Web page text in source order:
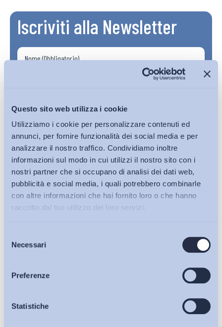
Questo sito web utilizza i cookie
Utilizziamo i cookie per personalizzare contenuti ed
annunci, per fornire funzionalità dei social media e per
analizzare il nostro traffico. Condividiamo inoltre
informazioni sul modo in cui utilizzi il nostro sito con i
nostri partner che si occupano di analisi dei dati web,
pubblicità e social media, i quali potrebbero combinarle
con altre informazioni che hai fornito loro o che hanno
raccolto dal tuo utilizzo dei loro servizi.
delNecessari
Preferenze
Statistiche
Bollettini ADAPT
Articoli
Osservatori
Iscriviti alla Newsletter
Ho letto e Accetto il trattamento dei dati personali descritti